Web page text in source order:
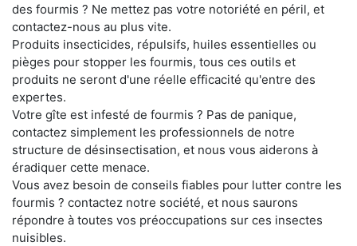
des fourmis ? Ne mettez pas votre notoriété en péril, et
contactez-nous au plus vite.
Produits insecticides, répulsifs, huiles essentielles ou
pièges pour stopper les fourmis, tous ces outils et
produits ne seront d'une réelle efficacité qu'entre des
expertes.
Votre gîte est infesté de fourmis ? Pas de panique,
contactez simplement les professionnels de notre
structure de désinsectisation, et nous vous aiderons à
éradiquer cette menace.
Vous avez besoin de conseils fiables pour lutter contre les
fourmis ? contactez notre société, et nous saurons
répondre à toutes vos préoccupations sur ces insectes
nuisibles.